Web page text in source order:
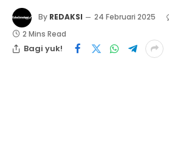
By REDAKSI 24 Februari 2025
2 Mins Read
Bagi yuk!